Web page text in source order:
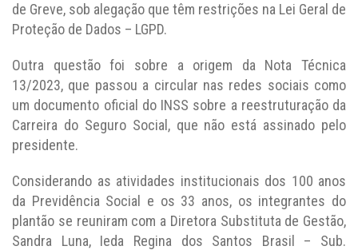
de Greve, sob alegação que têm restrições na Lei Geral de
Proteção de Dados – LGPD.
Outra questão foi sobre a origem da Nota Técnica
13/2023, que passou a circular nas redes sociais como
um documento oficial do INSS sobre a reestruturação da
Carreira do Seguro Social, que não está assinado pelo
presidente.
Considerando as atividades institucionais dos 100 anos
da Previdência Social e os 33 anos, os integrantes do
plantão se reuniram com a Diretora Substituta de Gestão,
Sandra Luna, Ieda Regina dos Santos Brasil – Sub.